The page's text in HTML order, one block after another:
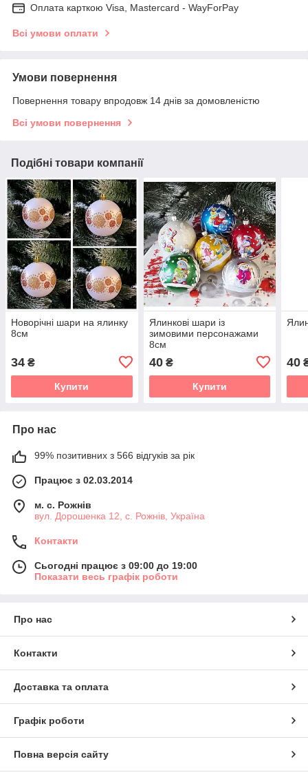
Оплата карткою Visa, Mastercard - WayForPay
Всі умови оплати
Умови повернення
Повернення товару впродовж 14 днів за домовленістю
Всі умови повернення
Подібні товари компанії
Новорічні шари на ялинку
8см
34 ₴
Купити
Ялинкові шари із
зимовими персонажами
8см
40₴
Купити
40
Про нас
99% позитивних з 566 відгуків за рік
Працює з 02.03.2014
м. с. Рожнів
вул. Дорошенка 12, с. Рожнів, Україна
Контакти
Сьогодні працює з 09:00 до 19:00
Показати весь графік роботи
Про нас
Контакти
Доставка та оплата
Графік роботи
Повна версія сайту